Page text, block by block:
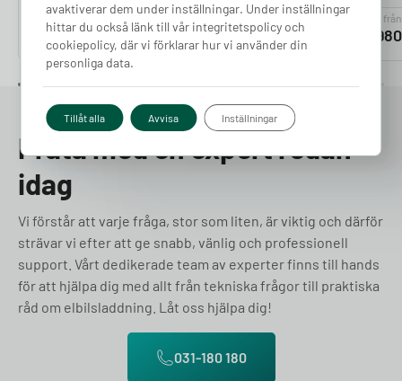
1 900kr
Pris från
1 900kr
Pris från
3
Prata med en expert redan
idag
Vi förstår att varje fråga, stor som liten, är viktig och därför
strävar vi efter att ge snabb, vänlig och professionell
support. Vårt dedikerade team av experter finns till hands
för att hjälpa dig med allt från tekniska frågor till praktiska
råd om elbilsladdning. Låt oss hjälpa dig!
031-180 180
avaktiverar dem under inställningar. Under inställningar
hittar du också länk till vår integritetspolicy och
cookiepolicy, där vi förklarar hur vi använder din
personliga data.
Tillåt alla Avvisa Inställningar